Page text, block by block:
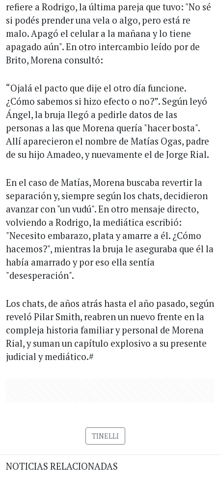
refiere a Rodrigo, la última pareja que tuvo: "No sé
si podés prender una vela o algo, pero está re
malo. Apagó el celular a la mañana y lo tiene
apagado aún". En otro intercambio leído por de
Brito, Morena consultó:
“Ojalá el pacto que dije el otro día funcione.
¿Cómo sabemos si hizo efecto o no?”. Según leyó
Ángel, la bruja llegó a pedirle datos de las
personas a las que Morena quería "hacer bosta".
Allí aparecieron el nombre de Matías Ogas, padre
de su hijo Amadeo, y nuevamente el de Jorge Rial.
En el caso de Matías, Morena buscaba revertir la
separación y, siempre según los chats, decidieron
avanzar con "un vudú". En otro mensaje directo,
volviendo a Rodrigo, la mediática escribió:
"Necesito embarazo, plata y amarre a él. ¿Cómo
hacemos?", mientras la bruja le aseguraba que él la
había amarrado y por eso ella sentía
"desesperación".
Los chats, de años atrás hasta el año pasado, según
reveló Pilar Smith, reabren un nuevo frente en la
compleja historia familiar y personal de Morena
Rial, y suman un capítulo explosivo a su presente
judicial y mediático.#
TINELLI
NOTICIAS RELACIONADAS